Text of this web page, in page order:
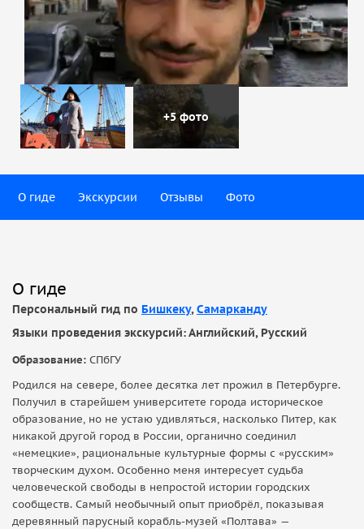
+5 фото
О гиде Экскурсии Отзывы Фото
О гиде
Персональный гид по Бишкеку,Самарканду
Языки проведения экскурсий: Английский, Русский
Образование: СПбГУ
Родился на севере, более десятка лет прожил в Петербурге.
Получил в старейшем университете города историческое
образование, но не устаю удивляться, насколько Питер, как
никакой другой город в России, органично соединил
«немецкие», рациональные культурные формы с «русским»
творческим духом. Особенно меня интересует судьба
человеческой свободы в непростой истории городских
сообществ. Самый необычный опыт приобрёл, показывая
деревянный парусный корабль-музей «Полтава» —